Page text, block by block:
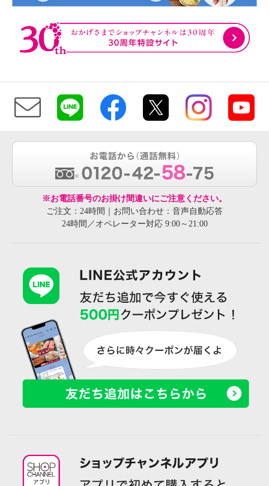
※お電話番号のお掛け間違いにご注意ください。
ご注文：24時間｜お問い合わせ：音声自動応答
24時間／オペレーター対応 9:00～21:00